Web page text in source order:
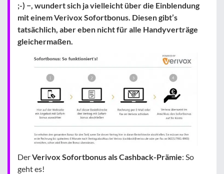
;-) −, wundert sich ja vielleicht über die Einblendung
mit einem Verivox Sofortbonus. Diesen gibt’s
tatsächlich, aber eben nicht für alle Handyverträge
gleichermaßen.
DerVerivox Sofortbonus als Cashback-Prämie: So
geht es!